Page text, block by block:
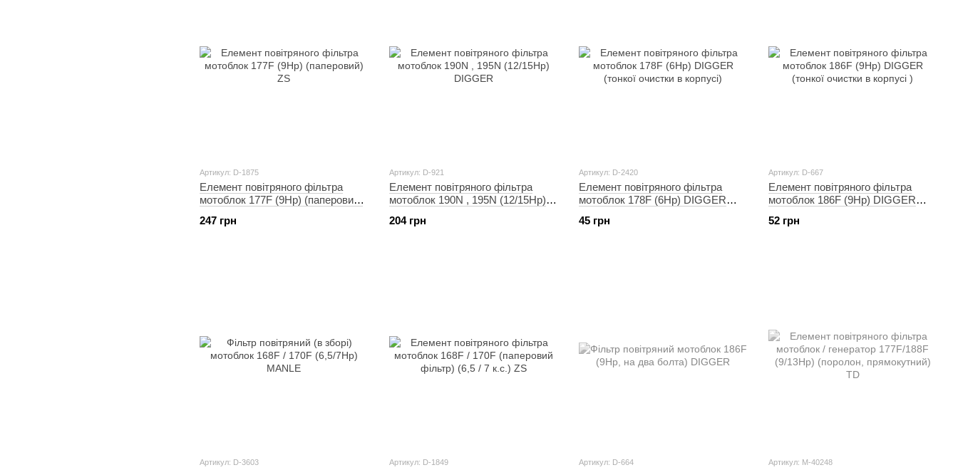
Артикул: D-1875
Елемент повітряного фільтра
мотоблок 177F (9Hp) (паперовий)
247 грн
Артикул: D-921
Елемент повітряного фільтра
мотоблок 190N , 195N (12/15Hp)
204 грн
Артикул: D-2420
Елемент повітряного фільтра
мотоблок 178F (6Hp) DIGGER
45 грн
Артикул: D-667
Елемент повітряного фільтра
мотоблок 186F (9Hp) DIGGER
52 грн
Артикул: D-3603 Артикул: D-1849 Артикул: D-664 Артикул: M-40248